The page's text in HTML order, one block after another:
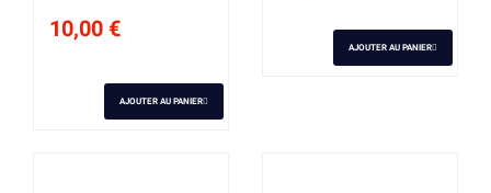
10,00 €
AJOUTER AU PANIER
AJOUTER AU PANIER